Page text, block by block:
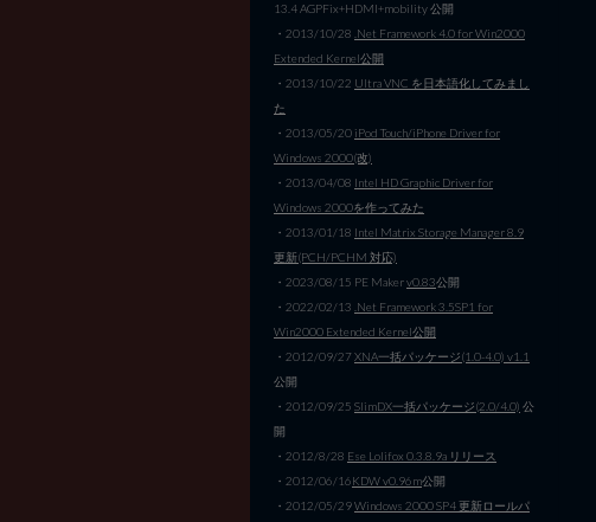
13.4 AGPFix+HDMI+mobility 公開
・2013/10/28 .Net Framework 4.0 for Win2000
Extended Kernel公開
・2013/10/22 Ultra VNC を日本語化してみまし
た
・2013/05/20 iPod Touch/iPhone Driver for
Windows 2000(改)
・2013/04/08 Intel HD Graphic Driver for
Windows 2000を作ってみた
・2013/01/18 Intel Matrix Storage Manager 8.9
更新(PCH/PCHM 対応)
・2023/08/15 PE Makerv0.83公開
・2022/02/13 .Net Framework 3.5SP1 for
Win2000 Extended Kernel公開
・2012/09/27XNA一括パッケージ(1.0-4.0) v1.1
公開
・2012/09/25 SlimDX一括パッケージ(2.0/4.0) 公
開
・2012/8/28 Ese Lolifox 0.3.8.9a リリース
・2012/06/16KDW v0.96m公開
・2012/05/29Windows 2000 SP4 更新ロールパ